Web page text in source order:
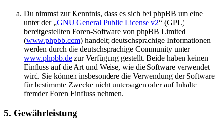
Du nimmst zur Kenntnis, dass es sich bei phpBB um eine
unter der „GNU General Public License v2“ (GPL)
bereitgestellten Foren-Software von phpBB Limited
(www.phpbb.com) handelt; deutschsprachige Informationen
werden durch die deutschsprachige Community unter
www.phpbb.de zur Verfügung gestellt. Beide haben keinen
Einfluss auf die Art und Weise, wie die Software verwendet
wird. Sie können insbesondere die Verwendung der Software
für bestimmte Zwecke nicht untersagen oder auf Inhalte
fremder Foren Einfluss nehmen.
5. Gewährleistung